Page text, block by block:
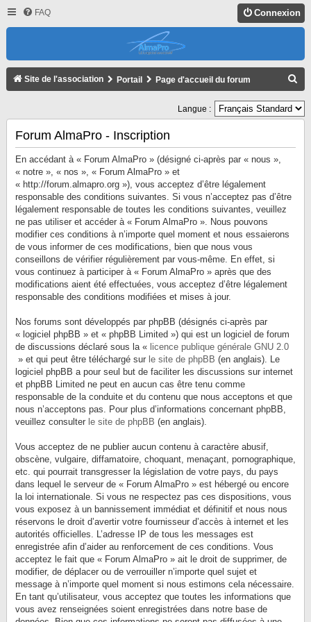
FAQ Connexion
Site de l'association Portail Page d'accueil du forum
C
Langue :
Forum AlmaPro - Inscription
En accédant à « Forum AlmaPro » (désigné ci-après par « nous »,
« notre », « nos », « Forum AlmaPro » et
« http://forum.almapro.org »), vous acceptez d’être légalement
responsable des conditions suivantes. Si vous n’acceptez pas d’être
légalement responsable de toutes les conditions suivantes, veuillez
ne pas utiliser et accéder à « Forum AlmaPro ». Nous pouvons
modifier ces conditions à n’importe quel moment et nous essaierons
de vous informer de ces modifications, bien que nous vous
conseillons de vérifier régulièrement par vous-même. En effet, si
vous continuez à participer à « Forum AlmaPro » après que des
modifications aient été effectuées, vous acceptez d’être légalement
responsable des conditions modifiées et mises à jour.
Nos forums sont développés par phpBB (désignés ci-après par
« logiciel phpBB » et « phpBB Limited ») qui est un logiciel de forum
de discussions déclaré sous la « licence publique générale GNU 2.0
» et qui peut être téléchargé sur le site de phpBB (en anglais). Le
logiciel phpBB a pour seul but de faciliter les discussions sur internet
et phpBB Limited ne peut en aucun cas être tenu comme
responsable de la conduite et du contenu que nous acceptons et que
nous n’acceptons pas. Pour plus d’informations concernant phpBB,
veuillez consulter le site de phpBB (en anglais).
Vous acceptez de ne publier aucun contenu à caractère abusif,
obscène, vulgaire, diffamatoire, choquant, menaçant, pornographique,
etc. qui pourrait transgresser la législation de votre pays, du pays
dans lequel le serveur de « Forum AlmaPro » est hébergé ou encore
la loi internationale. Si vous ne respectez pas ces dispositions, vous
vous exposez à un bannissement immédiat et définitif et nous nous
réservons le droit d’avertir votre fournisseur d’accès à internet et les
autorités officielles. L’adresse IP de tous les messages est
enregistrée afin d’aider au renforcement de ces conditions. Vous
acceptez le fait que « Forum AlmaPro » ait le droit de supprimer, de
modifier, de déplacer ou de verrouiller n’importe quel sujet et
message à n’importe quel moment si nous estimons cela nécessaire.
En tant qu’utilisateur, vous acceptez que toutes les informations que
vous avez renseignées soient enregistrées dans notre base de